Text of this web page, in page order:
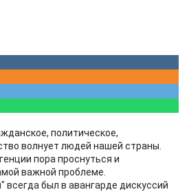
политическое,
волнует людей нашей страны.
пора проснуться и
важной проблеме.
всегда был в авангарде дискуссий